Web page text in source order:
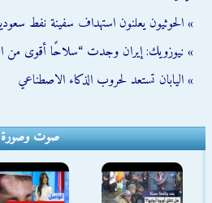
» الحوثيون يعلنون استهداف سفينة نفط
» نيوزويك: إيران وجدت “سلاحًا أقوى من
» اليابان تستعد لحروب الذكاء الاصطناعي
صوت وصورة